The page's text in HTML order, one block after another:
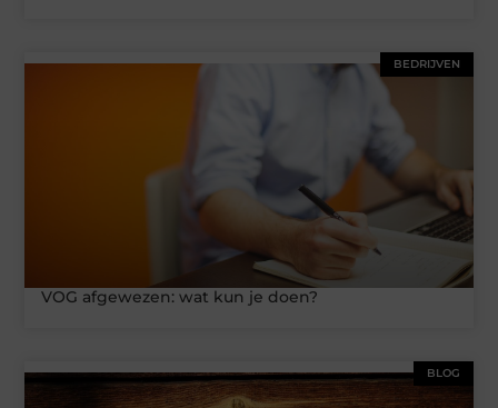
BEDRIJVEN
VOG afgewezen: wat kun je doen?
BLOG